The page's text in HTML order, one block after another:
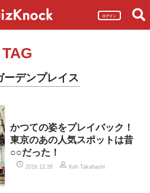
ログイン
TAG
ーデンプレイス
かつての姿をプレイバック！
東京のあの人気スポットは昔
○○だった！
2016.12.26 Koh Takahashi